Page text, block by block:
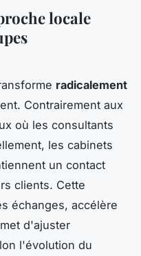
locale
radicalement
Contrairement aux
où les consultants
les cabinets
un contact
clients. Cette
échanges, accélère
d'ajuster
l'évolution du